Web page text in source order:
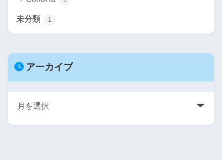
未分類 1
アーカイブ
ア